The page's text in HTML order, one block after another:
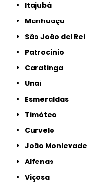
Itajubá
Manhuaçu
São João del Rei
Patrocínio
Caratinga
Unaí
Esmeraldas
Timóteo
Curvelo
João Monlevade
Alfenas
Viçosa